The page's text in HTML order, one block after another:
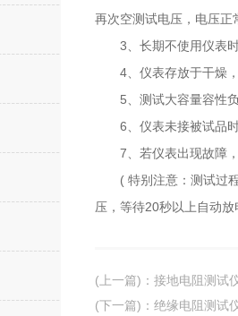
再次空测试电压，电压
3、长期不使用仪表时
4、仪表存放于干燥，
5、测试大容量容性负
6、仪表未接被试品时
7、若仪表出现故障，
( 特别注意：测试过程
压，等待20秒以上自动
(上一篇) ： 接地电阻测试
(下一篇) ： 绝缘电阻测试